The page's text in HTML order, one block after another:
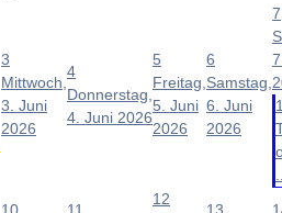
3
Mittwoch,
3. Juni
2026
4
Donnerstag,
4. Juni 2026
5
Freitag,
5. Juni
2026
6
Samstag,
6. Juni
2026
7
10
11
12
13